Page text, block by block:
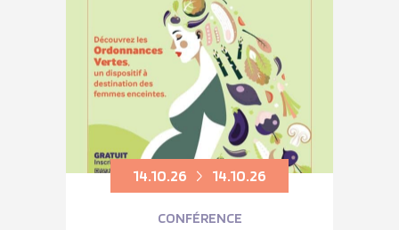
14.10.26 14.10.26
CONFÉRENCE